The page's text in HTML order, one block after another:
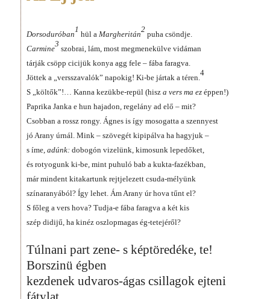
Dorsoduróban
1
hül a Margheritán
2
puha csöndje.
Carmine
3
szobrai, lám, most megmenekülve vidáman
tárják csöpp cicijük konya agg fele – fába faragva.
Jöttek a „versszavalók” napokig! Ki-be jártak a téren.
4
S „költők”!… Kanna kezükbe-repül (hisz a vers ma ez éppen!)
Paprika Janka e hun hajadon, regelány ad elő – mit?
Csobban a rossz rongy. Ágnes is így mosogatta a szennyest
jó Arany úrnál. Mink – szövegét kipipálva ha hagyjuk –
s íme, adúnk: dobogón vizelünk, kimosunk lepedőket,
és rotyogunk ki-be, mint puhuló bab a kukta-fazékban,
már mindent kitakartunk rejtjelezett csuda-mélyünk
színaranyából? Így lehet. Ám Arany úr hova tűnt el?
S főleg a vers hova? Tudja-e fába faragva a két kis
szép didijű, ha kinéz oszlopmagas ég-tetejéről?
Túlnani part zene- s képtöredéke, te!
Borszinü égben
kezdenek udvaros-ágas csillagok ejteni